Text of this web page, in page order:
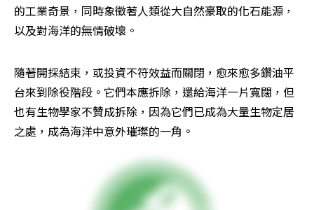
的工業奇景，同時象徵著人類從大自然豪取的化石能源，
以及對海洋的無情破壞。
隨著開採結束，或投資不符效益而關閉，愈來愈多鑽油平
台來到除役階段。它們本應拆除，還給海洋一片寬闊，但
也有生物學家不贊成拆除，因為它們已成為大量生物定居
之處，成為海洋中意外璀璨的一角。